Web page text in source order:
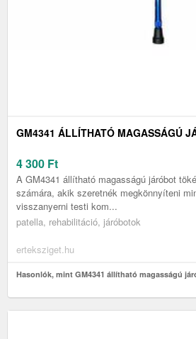
GM4341 ÁLLÍTHATÓ MAGASSÁGÚ
4 300 Ft
A GM4341 állítható magasságú járóbot
számára, akik szeretnék megkönnyíteni
visszanyerni testi kom...
patella, rehabilitáció, járóbotok
erteksziget.hu
Hasonlók, mint GM4341 állítható magasságú